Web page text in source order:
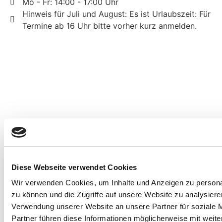
Diese Webseite verwendet Cookies
Wir verwenden Cookies, um Inhalte und Anzeigen zu
zu können und die Zugriffe auf unsere Website zu
Verwendung unserer Website an unsere Partner für soziale
Partner führen diese Informationen möglicherweise mit
Mo - Fr: 14:00 - 17:00 Uhr
Hinweis für Juli und August: Es ist Urlaubszeit: Für
Termine ab 16 Uhr bitte vorher kurz anmelden.